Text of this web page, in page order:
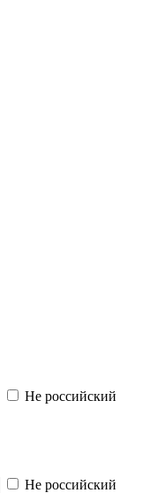
Не российский
Не российский